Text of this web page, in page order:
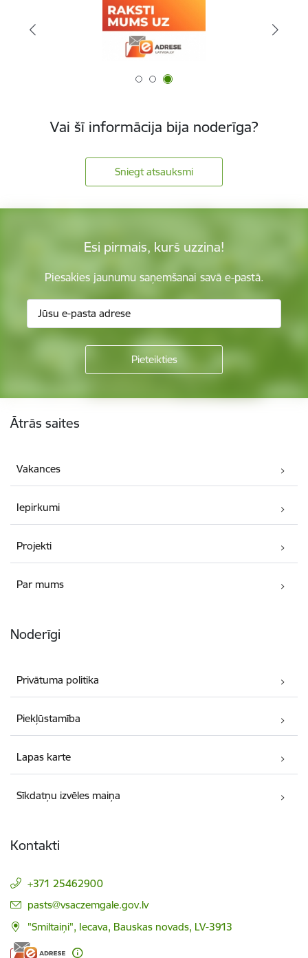
Vai šī informācija bija noderīga?
Sniegt atsauksmi
Esi pirmais, kurš uzzina!
Piesakies jaunumu saņemšanai savā e-pastā.
Ātrās saites
Vakances
Iepirkumi
Projekti
Par mums
Noderīgi
Privātuma politika
Piekļūstamība
Lapas karte
Sīkdatņu izvēles maiņa
Kontakti
+371 25462900
E-pasts:
pasts@vsaczemgale.gov.lv
"Smiltaiņi", Iecava, Bauskas novads, LV-3913